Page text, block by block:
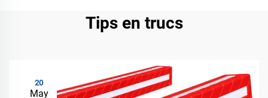
Tips en trucs
20
May